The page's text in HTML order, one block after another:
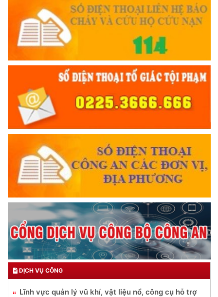
DỊCH VỤ CÔNG
Lĩnh vực quản lý vũ khí, vật liệu nổ, công cụ hỗ trợ